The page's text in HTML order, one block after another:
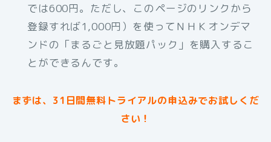
では600円。ただし、このページのリンクから
登録すれば1,000円）を使ってＮＨＫオンデマ
ンドの「まるごと見放題パック」を購入するこ
とができるんです。
まずは、31日間無料トライアルの申込みでお試しくだ
さい！